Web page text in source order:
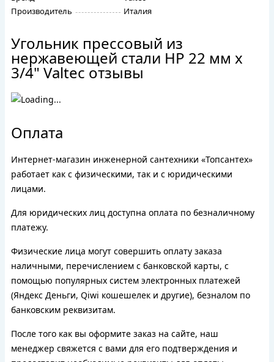
Производитель
Италия
Угольник прессовый из
нержавеющей стали НР 22 мм х
3/4" Valtec отзывы
Оплата
Интернет-магазин инженерной сантехники «Топсантех»
работает как с физическими, так и с юридическими
лицами.
Для юридических лиц доступна оплата по безналичному
платежу.
Физические лица могут совершить оплату заказа
наличными, перечислением с банковской карты, с
помощью популярных систем электронных платежей
(Яндекс Деньги, Qiwi кошешелек и другие), безналом по
банковским реквизитам.
После того как вы оформите заказ на сайте, наш
менеджер свяжется с вами для его подтверждения и